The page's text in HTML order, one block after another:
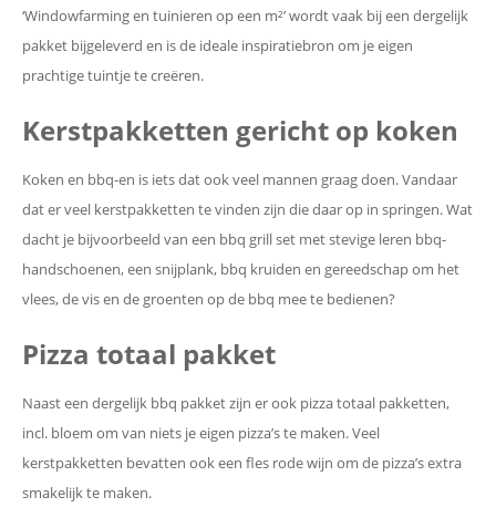
‘Windowfarming en tuinieren op een m²’ wordt vaak bij een dergelijk
pakket bijgeleverd en is de ideale inspiratiebron om je eigen
prachtige tuintje te creëren.
Kerstpakketten gericht op koken
Koken en bbq-en is iets dat ook veel mannen graag doen. Vandaar
dat er veel kerstpakketten te vinden zijn die daar op in springen. Wat
dacht je bijvoorbeeld van een bbq grill set met stevige leren bbq-
handschoenen, een snijplank, bbq kruiden en gereedschap om het
vlees, de vis en de groenten op de bbq mee te bedienen?
Pizza totaal pakket
Naast een dergelijk bbq pakket zijn er ook pizza totaal pakketten,
incl. bloem om van niets je eigen pizza’s te maken. Veel
kerstpakketten bevatten ook een fles rode wijn om de pizza’s extra
smakelijk te maken.